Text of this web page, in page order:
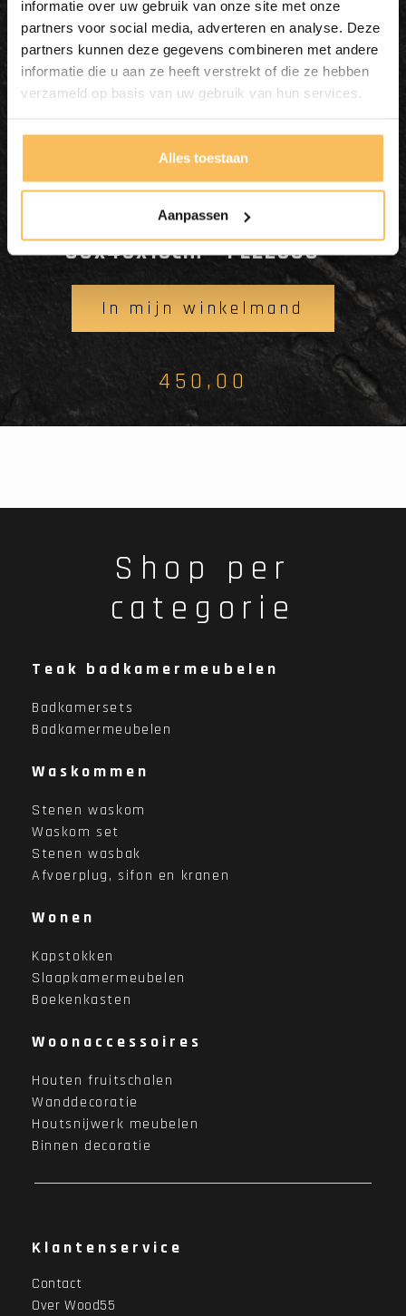
informatie over uw gebruik van onze site met onze
partners voor social media, adverteren en analyse. Deze
partners kunnen deze gegevens combineren met andere
informatie die u aan ze heeft verstrekt of die ze hebben
verzameld op basis van uw gebruik van hun services.
Alles toestaan
Aanpassen
Wasbak natuursteen
80x45x13cm - FL22608
In mijn winkelmand
450,00
Shop per
categorie
Teak badkamermeubelen
Badkamersets
Badkamermeubelen
Waskommen
Stenen waskom
Waskom set
Stenen wasbak
Afvoerplug, sifon en kranen
Wonen
Kapstokken
Slaapkamermeubelen
Boekenkasten
Woonaccessoires
Houten fruitschalen
Wanddecoratie
Houtsnijwerk meubelen
Binnen decoratie
Klantenservice
Contact
Over Wood55